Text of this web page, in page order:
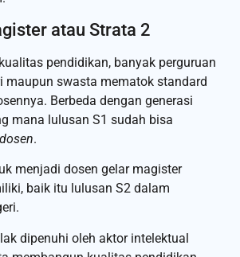
atau Strata 2
pendidikan, banyak perguruan
maupun swasta mematok standard
Berbeda dengan generasi
mana lulusan S1 sudah bisa
.
menjadi dosen gelar magister
baik itu lulusan S2 dalam
dipenuhi oleh aktor intelektual